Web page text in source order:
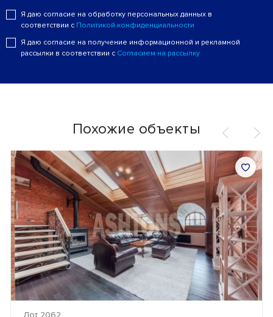
Я даю согласие на обработку персональных данных в
соответствии с Политикой конфиденциальности
Я даю согласие на получение информационной и рекламной
рассылки в соответствии с Согласием на рассылку
Похожие объекты